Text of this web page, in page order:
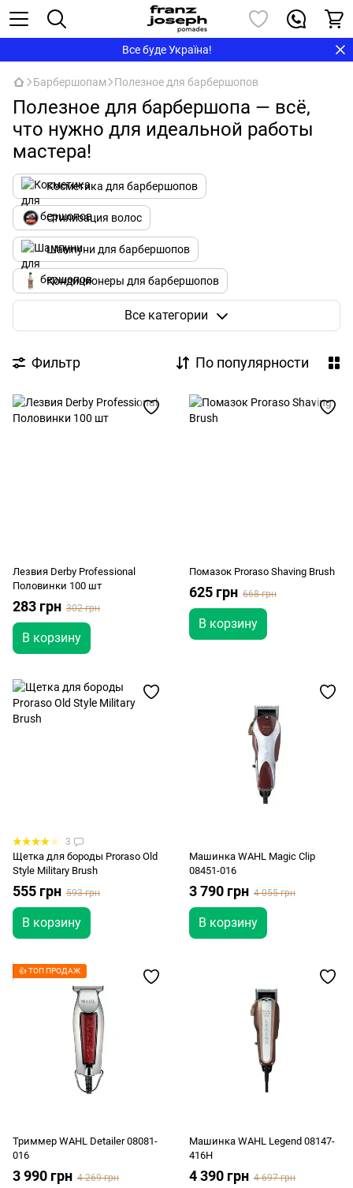
Все буде Україна!
Барбершопам Полезное для барбершопов
Полезное для барбершопа — всё,
что нужно для идеальной работы
мастера!
Косметика для барбершопов
Стилизация волос
Шампуни для барбершопов
Кондиционеры для барбершопов
Бритье для барбершопов
Все категории
Фильтр По популярности
Лезвия Derby Professional
Половинки 100 шт
283 грн 302 грн
В корзину
Помазок Proraso Shaving Brush
625 грн 668 грн
В корзину
3
Щетка для бороды Proraso Old
Style Military Brush
555 грн 593 грн
В корзину
Машинка WAHL Magic Clip
08451-016
3 790 грн 4 055 грн
В корзину
👍 ТОП ПРОДАЖ
Триммер WAHL Detailer 08081-
016
3 990 грн 4 269 грн
Машинка WAHL Legend 08147-
416H
4 390 грн 4 697 грн